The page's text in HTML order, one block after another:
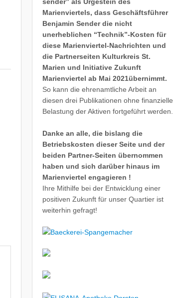
Marienviertels, dass Geschäftsführer
Benjamin Sender die nicht
unerheblichen “Technik”-Kosten für
diese Marienviertel-Nachrichten und
die Partnerseiten Kulturkreis St.
Marien und Initiative Zukunft
Marienviertel ab Mai 2021übernimmt.
So kann die ehrenamtliche Arbeit an
diesen drei Publikationen ohne finanzielle
Belastung der Aktiven fortgeführt werden.
Danke an alle, die bislang die
Betriebskosten dieser Seite und der
beiden Partner-Seiten übernommen
haben und sich darüber hinaus im
Marienviertel engagieren !
Ihre Mithilfe bei der Entwicklung einer
positiven Zukunft für unser Quartier ist
weiterhin gefragt!